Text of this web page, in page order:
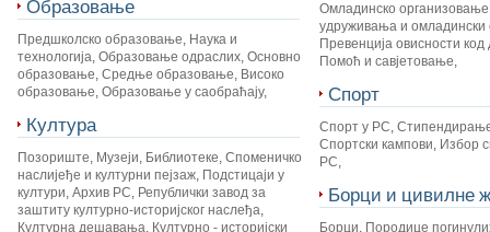
Образовање
Предшколско образовање, Наука и
технологија, Образовање одраслих, Основно
образовање, Средње образовање, Високо
образовање, Образовање у саобраћају,
Култура
Позориште, Музеји, Библиотеке, Споменичко
наслијеђе и културни пејзаж, Подстицаји у
култури, Архив РС, Републички завод за
заштиту културно-историјског наслеђа,
Културна дешавања, Културно - историјски
Омладинско организовање
удруживања и омладински
Превенција овисности код
Помоћ и савјетовање,
Спорт
Спорт у РС,
Спортски кампови, Избор
РС,
Борци и цивилне
Борци, Породице